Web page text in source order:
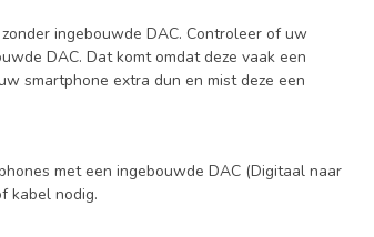
ingebouwde DAC. Controleer of uw
DAC. Dat komt omdat deze vaak een
smartphone extra dun en mist deze een
met een ingebouwde DAC (Digitaal naar
kabel nodig.